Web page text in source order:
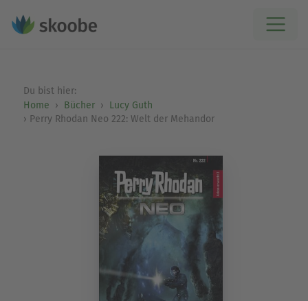
Du bist hier:
Home
Bücher
Lucy Guth
Perry Rhodan Neo 222: Welt der Mehandor